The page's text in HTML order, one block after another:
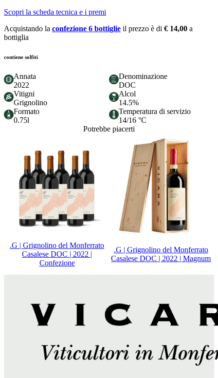
Scopri la scheda tecnica e i premi
Acquistando la confezione 6 bottiglie il prezzo è di € 14,00 a
bottiglia
contiene solfiti
Annata
2022
Denominazione
DOC
Vitigni
Grignolino
Alcol
14.5%
Formato
0.75l
Temperatura di servizio
14/16 °C
Potrebbe piacerti
.G | Grignolino del Monferrato
Casalese DOC | 2022 |
Confezione
.G | Grignolino del Monferrato
Casalese DOC | 2022 | Magnum